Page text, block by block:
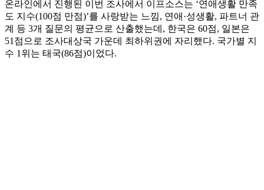
온라인에서 진행된 이번 조사에서 이프소스는 ‘연애생활 만족
도 지수(100점 만점)’를 사랑받는 느낌, 연애·성생활, 파트너 관
계 등 3개 질문의 평균으로 산출했는데, 한국은 60점, 일본은
51점으로 조사대상국 가운데 최하위권에 자리했다. 국가별 지
수 1위는 태국(86점)이었다.